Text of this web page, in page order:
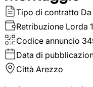
Tipo di contratto
Retribuzione Lorda
Codice annuncio
Data di
Città Arezzo